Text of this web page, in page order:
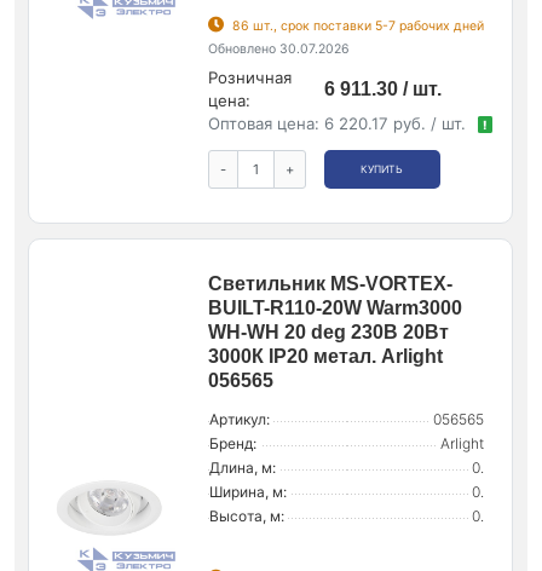
86 шт., срок поставки 5-7 рабочих дней
Обновлено 30.07.2026
Розничная
цена:
6 911.30 / шт.
Оптовая цена: 6 220.17 руб. / шт. !
- + КУПИТЬ
Светильник MS-VORTEX-
BUILT-R110-20W Warm3000
WH-WH 20 deg 230В 20Вт
3000К IP20 метал. Arlight
056565
Артикул:
056565
Бренд:
Arlight
Длина, м:
0.
Ширина, м:
0.
Высота, м:
0.